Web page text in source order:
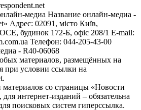
медиа Название онлайн-медиа -
Адрес: 02091, місто Київ,
будинок 172-Б, офіс 208/1 E-mail:
Телефон: 044-205-43-00
- R40-06068
материалов, размещённых на
при условии ссылки на
со страницы «Новости
интернет-изданий – обязательна
поисковых систем гиперссылка.